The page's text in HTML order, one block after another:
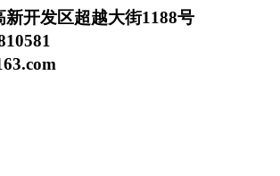
开发区超越大街1188号